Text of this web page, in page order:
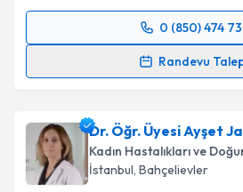
0 (850) 474
Randevu
Randevu Takvimi Talebi
takvim hazırlandığında e-posta
E-posta Adresiniz
Dr. Öğr. Üyesi Ayşet
Kadın Hastalıkları ve
İstanbul, Bahçelievler